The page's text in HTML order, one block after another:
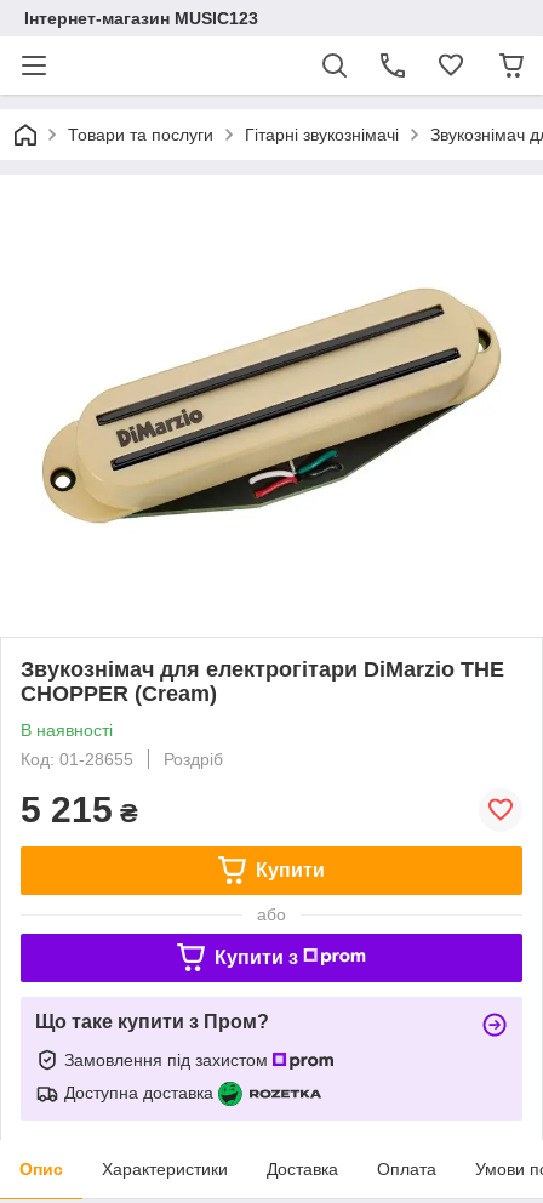
Інтернет-магазин MUSIC123
Товари та послуги Гітарні звукознімачі Звукознімач
Звукознімач для електрогітари DiMarzio THE
CHOPPER (Cream)
В наявності
Код: 01-28655
Роздріб
5 215 ₴
Купити
або
Купити з
Що таке купити з Пром?
Замовлення під захистом
Доступна доставка
Опис Характеристики Доставка Оплата Умови